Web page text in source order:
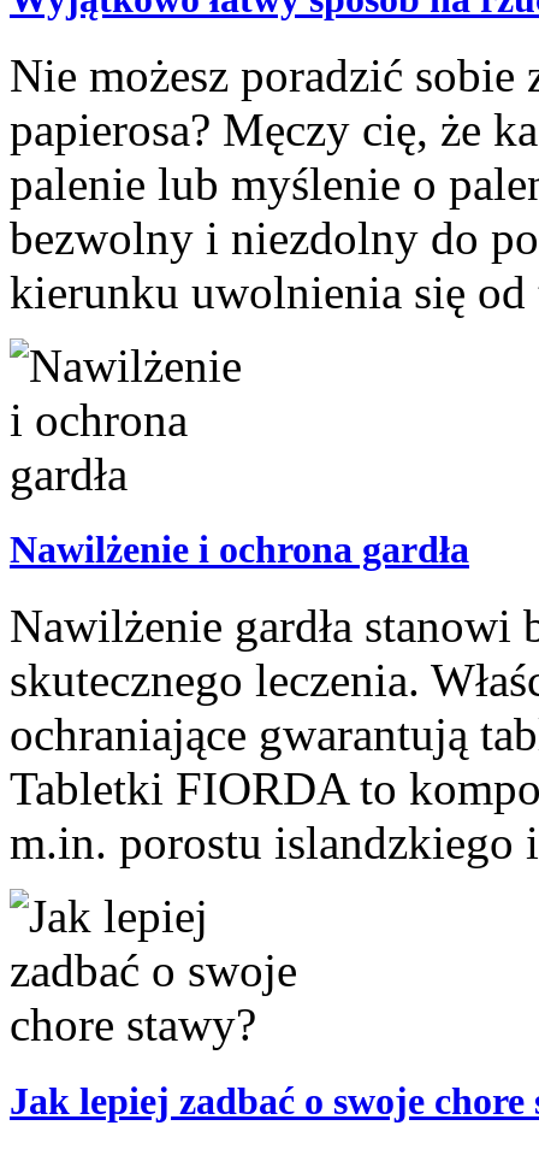
Nie możesz poradzić sobie
papierosa? Męczy cię, że
palenie lub myślenie o
bezwolny i niezdolny do
kierunku uwolnienia się od
Nawilżenie i ochrona gardła
Nawilżenie gardła stanowi
skutecznego leczenia.
ochraniające gwarantują
Tabletki FIORDA to
m.in. porostu islandzkiego
Jak lepiej zadbać o swoje chore